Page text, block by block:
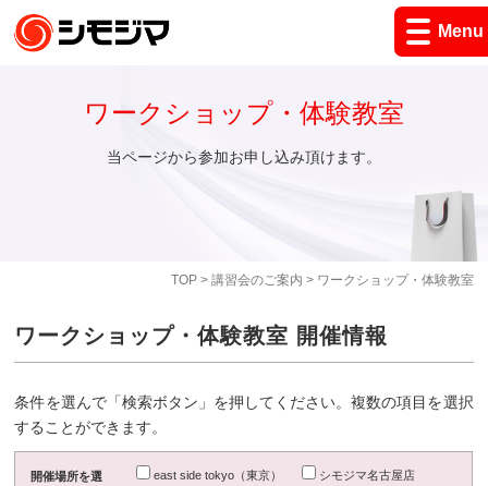
Menu
TOP> 講習会のご案内 > ワークショップ・体験教室
ワークショップ・体験教室
当ページから参加お申し込み頂けます。
ワークショップ・体験教室 開催情報
条件を選んで「検索ボタン」を押してください。複数の項目を選択
することができます。
開催場所を選
east side tokyo（東京）
シモジマ名古屋店